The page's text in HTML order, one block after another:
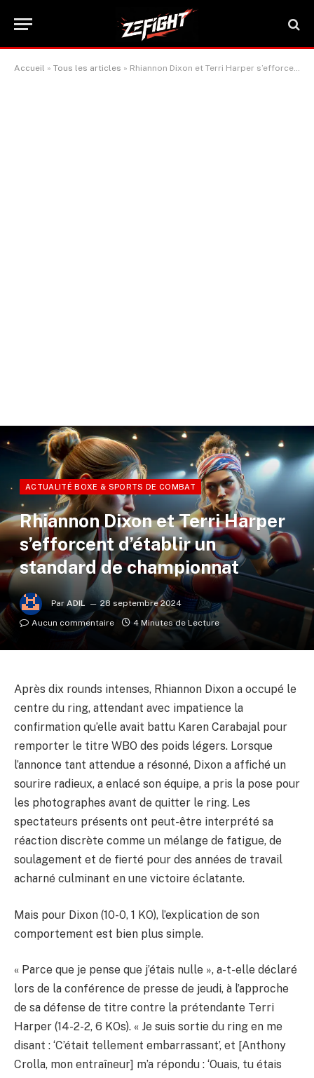
Accueil » Tous les articles » Rhiannon Dixon et Terri Harper s’efforcent d’établir un standard de championnat
ACTUALITÉ BOXE & SPORTS DE COMBAT
Rhiannon Dixon et Terri Harper
s’efforcent d’établir un
standard de championnat
Par ADIL
28 septembre 2024
Aucun commentaire
4 Minutes de Lecture
Après dix rounds intenses, Rhiannon Dixon a occupé le
centre du ring, attendant avec impatience la
confirmation qu’elle avait battu Karen Carabajal pour
remporter le titre WBO des poids légers. Lorsque
l’annonce tant attendue a résonné, Dixon a affiché un
sourire radieux, a enlacé son équipe, a pris la pose pour
les photographes avant de quitter le ring. Les
spectateurs présents ont peut-être interprété sa
réaction discrète comme un mélange de fatigue, de
soulagement et de fierté pour des années de travail
acharné culminant en une victoire éclatante.
Mais pour Dixon (10-0, 1 KO), l’explication de son
comportement est bien plus simple.
« Parce que je pense que j’étais nulle », a-t-elle déclaré
lors de la conférence de presse de jeudi, à l’approche
de sa défense de titre contre la prétendante Terri
Harper (14-2-2, 6 KOs). « Je suis sortie du ring en me
disant : ‘C’était tellement embarrassant’, et [Anthony
Crolla, mon entraîneur] m’a répondu : ‘Ouais, tu étais